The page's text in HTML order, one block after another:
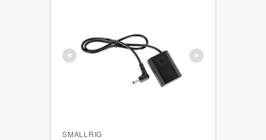
SMALLRIG